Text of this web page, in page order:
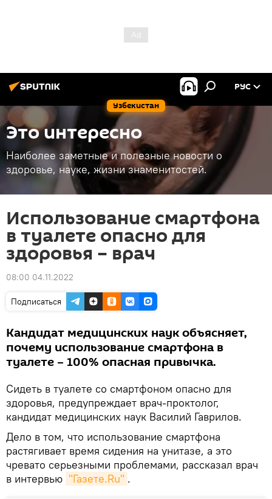
Узбекистан
РУС
Это интересно
Наиболее заметные и полезные новости о
здоровье, науке, жизни знаменитостей.
Использование смартфона
в туалете опасно для
здоровья – врач
08:00 04.11.2022
Подписаться
Кандидат медицинских наук объясняет,
почему использование смартфона в
туалете – 100% опасная привычка.
Сидеть в туалете со смартфоном опасно для
здоровья, предупреждает врач-проктолог,
кандидат медицинских наук Василий Гаврилов.
Дело в том, что использование смартфона
растягивает время сидения на унитазе, а это
чревато серьезными проблемами, рассказал врач
в интервью "Газете.Ru" .